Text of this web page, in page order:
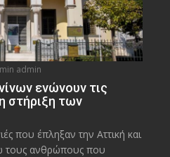
admin
ενώνουν τις
στήριξη των
που έπληξαν την Αττική και
τους ανθρώπους που